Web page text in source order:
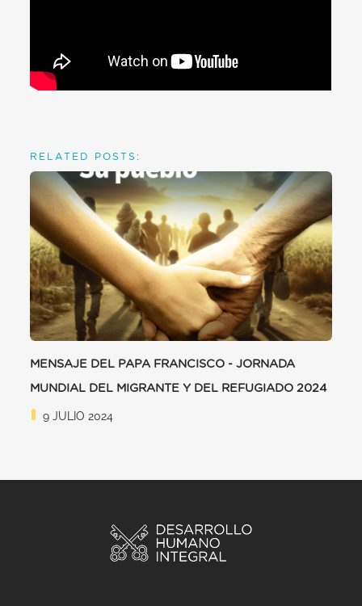
RELATED POSTS:
MENSAJE DEL PAPA FRANCISCO - JORNADA
MUNDIAL DEL MIGRANTE Y DEL REFUGIADO 2024
9 JULIO 2024